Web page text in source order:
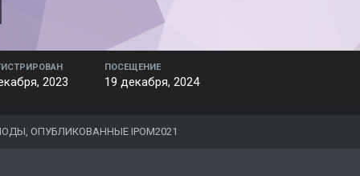
2023
ПОСЕЩЕНИЕ
19 декабря, 2024
ОПУБЛИКОВАННЫЕ IPOM2021